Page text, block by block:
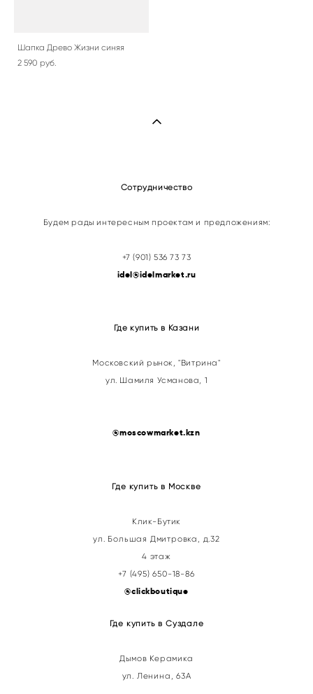
Шапка Древо Жизни синяя
2 590 pуб.
Сотрудничество
Будем рады интересным проектам и предложениям:
+7 (901) 536 73 73
idel@idelmarket.ru
Где купить в Казани
Московский рынок, "Витрина"
ул. Шамиля Усманова, 1
@moscowmarket.kzn
Где купить в Москве
Клик-Бутик
ул. Большая Дмитровка, д.32
4 этаж
+7 (495) 650-18-86
@clickboutique
Где купить в Суздале
Дымов Керамика
ул. Ленина, 63А